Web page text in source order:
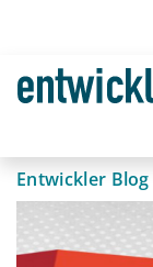
Entwickler Blog